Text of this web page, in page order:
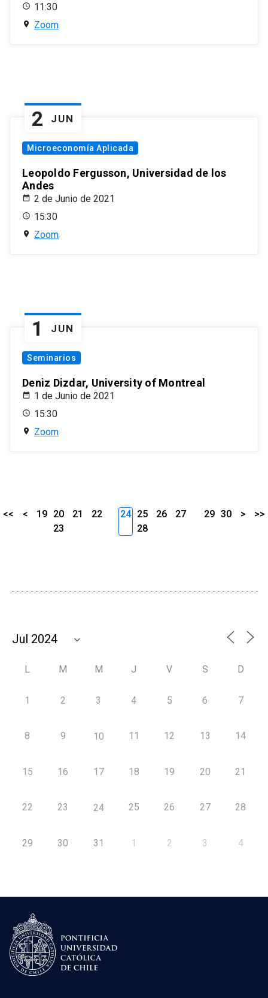
11:30
Zoom
2 JUN
Microeconomía Aplicada
Leopoldo Fergusson, Universidad de los
Andes
2 de Junio de 2021
15:30
Zoom
1 JUN
Seminarios
Deniz Dizdar, University of Montreal
1 de Junio de 2021
15:30
Zoom
<< < 19 20 21
22
23
24 25 26
27
28
29 30 > >>
L M M J V S D
1 2 3 4 5 6 7
8 9 10 11 12 13 14
15 16 17 18 19 20 21
22 23 24 25 26 27 28
29 30 31 1 2 3 4